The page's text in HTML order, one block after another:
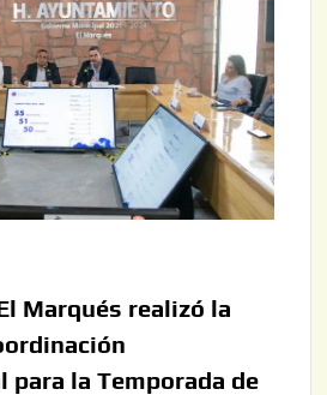
Marqués realizó la
para la Temporada de